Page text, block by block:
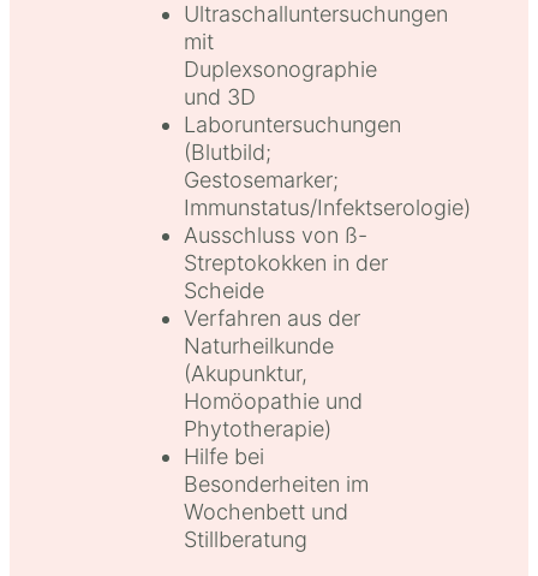
Ultraschalluntersuchungen
mit
Duplexsonographie
und 3D
Laboruntersuchungen
(Blutbild;
Gestosemarker;
Immunstatus/Infektserologie)
Ausschluss von ß-
Streptokokken in der
Scheide
Verfahren aus der
Naturheilkunde
(Akupunktur,
Homöopathie und
Phytotherapie)
Hilfe bei
Besonderheiten im
Wochenbett und
Stillberatung